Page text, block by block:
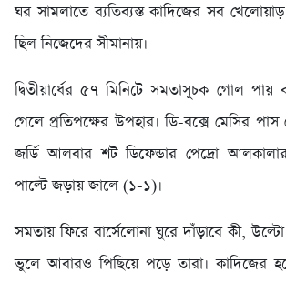
ঘর সামলাতে ব্যতিব্যস্ত কাদিজের সব
ছিল নিজেদের সীমানায়।
দ্বিতীয়ার্ধের ৫৭ মিনিটে সমতাসূচক গোল পায়
গেলে প্রতিপক্ষের উপহার। ডি-বক্সে মেসির
জর্ডি আলবার শট ডিফেন্ডার পেদ্রো
পাল্টে জড়ায় জালে (১-১)।
সমতায় ফিরে বার্সেলোনা ঘুরে দাঁড়াবে কী,
ভুলে আবারও পিছিয়ে পড়ে তারা। কাদিজের